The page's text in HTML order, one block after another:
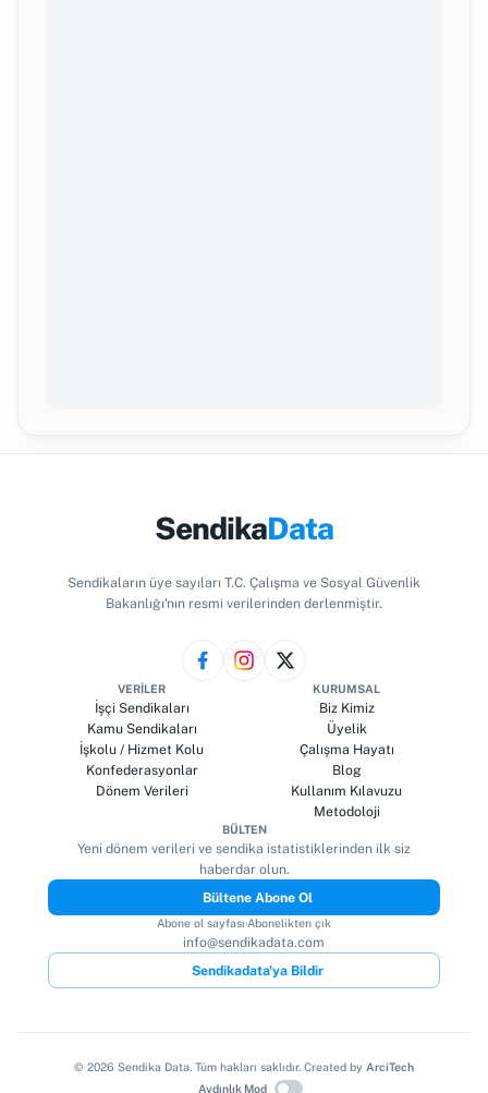
SendikaData
Sendikaların üye sayıları T.C. Çalışma ve Sosyal Güvenlik
Bakanlığı'nın resmi verilerinden derlenmiştir.
VERILER
İşçi Sendikaları
Kamu Sendikaları
İşkolu / Hizmet Kolu
Konfederasyonlar
Dönem Verileri
KURUMSAL
Biz Kimiz
Üyelik
Çalışma Hayatı
Blog
Kullanım Kılavuzu
Metodoloji
BÜLTEN
Yeni dönem verileri ve sendika istatistiklerinden ilk siz
haberdar olun.
Bültene Abone Ol
Abone ol sayfası·Abonelikten çık
info@sendikadata.com
Sendikadata'ya Bildir
© 2026 Sendika Data. Tüm hakları saklıdır. Created by ArciTech
Aydınlık Mod